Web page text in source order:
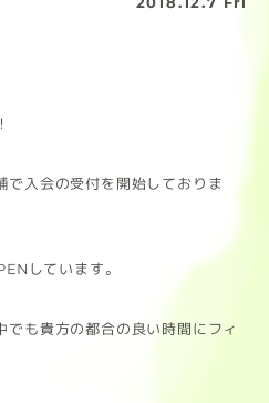
で入会の受付を開始しておりま
しています。
でも貴方の都合の良い時間にフィ